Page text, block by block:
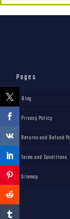
Pages
Blog
Privacy Policy
Returns and Refund
Terms and Conditions
Sitemap